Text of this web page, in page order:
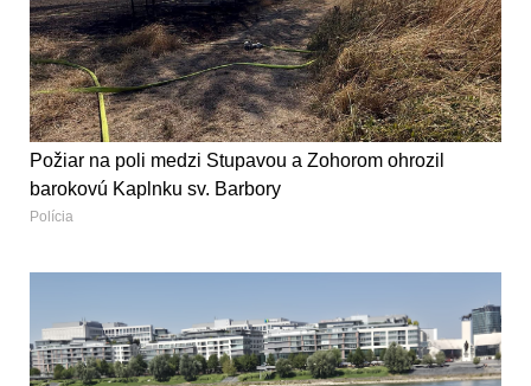
Požiar na poli medzi Stupavou a Zohorom ohrozil
barokovú Kaplnku sv. Barbory
Polícia